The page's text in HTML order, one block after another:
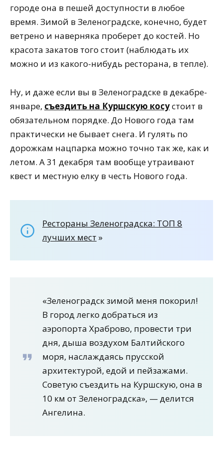
городе она в пешей доступности в любое
время. Зимой в Зеленоградске, конечно, будет
ветрено и наверняка проберет до костей. Но
красота закатов того стоит (наблюдать их
можно и из какого-нибудь ресторана, в тепле).
Ну, и даже если вы в Зеленоградске в декабре-
январе, съездить на Куршскую косустоит в
обязательном порядке. До Нового года там
практически не бывает снега. И гулять по
дорожкам нацпарка можно точно так же, как и
летом. А 31 декабря там вообще утраивают
квест и местную елку в честь Нового года.
Рестораны Зеленоградска: ТОП 8
лучших мест »
«Зеленоградск зимой меня покорил!
В город легко добраться из
аэропорта Храброво, провести три
дня, дыша воздухом Балтийского
моря, наслаждаясь прусской
архитектурой, едой и пейзажами.
Советую съездить на Куршскую, она в
10 км от Зеленоградска», — делится
Ангелина.